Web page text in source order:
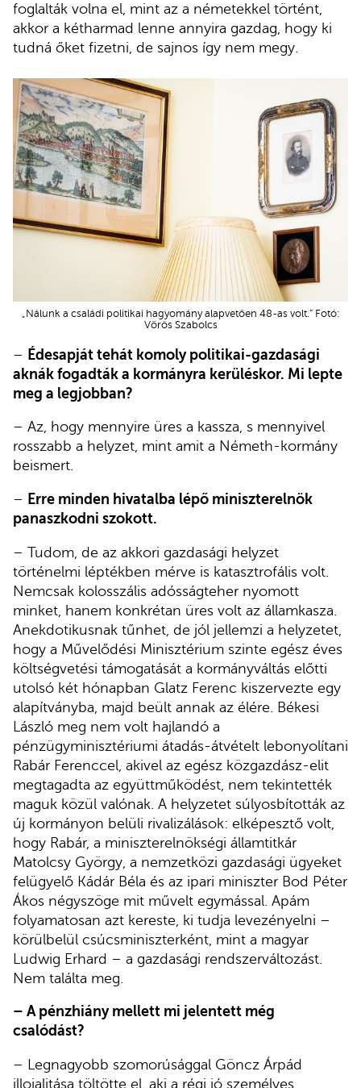
foglalták volna el, mint az a németekkel történt,
akkor a kétharmad lenne annyira gazdag, hogy ki
tudná őket fizetni, de sajnos így nem megy.
„Nálunk a családi politikai hagyomány alapvetően 48-as volt.” Fotó:
Vörös Szabolcs
– Édesapját tehát komoly politikai-gazdasági
aknák fogadták a kormányra kerüléskor. Mi lepte
meg a legjobban?
– Az, hogy mennyire üres a kassza, s mennyivel
rosszabb a helyzet, mint amit a Németh-kormány
beismert.
– Erre minden hivatalba lépő miniszterelnök
panaszkodni szokott.
– Tudom, de az akkori gazdasági helyzet
történelmi léptékben mérve is katasztrofális volt.
Nemcsak kolosszális adósságteher nyomott
minket, hanem konkrétan üres volt az államkasza.
Anekdotikusnak tűnhet, de jól jellemzi a helyzetet,
hogy a Művelődési Minisztérium szinte egész éves
költségvetési támogatását a kormányváltás előtti
utolsó két hónapban Glatz Ferenc kiszervezte egy
alapítványba, majd beült annak az élére. Békesi
László meg nem volt hajlandó a
pénzügyminisztériumi átadás-átvételt lebonyolítani
Rabár Ferenccel, akivel az egész közgazdász-elit
megtagadta az együttműködést, nem tekintették
maguk közül valónak. A helyzetet súlyosbították az
új kormányon belüli rivalizálások: elképesztő volt,
hogy Rabár, a miniszterelnökségi államtitkár
Matolcsy György, a nemzetközi gazdasági ügyeket
felügyelő Kádár Béla és az ipari miniszter Bod Péter
Ákos négyszöge mit művelt egymással. Apám
folyamatosan azt kereste, ki tudja levezényelni –
körülbelül csúcsminiszterként, mint a magyar
Ludwig Erhard – a gazdasági rendszerváltozást.
Nem találta meg.
– A pénzhiány mellett mi jelentett még
csalódást?
– Legnagyobb szomorúsággal Göncz Árpád
illojalitása töltötte el, aki a régi jó személyes